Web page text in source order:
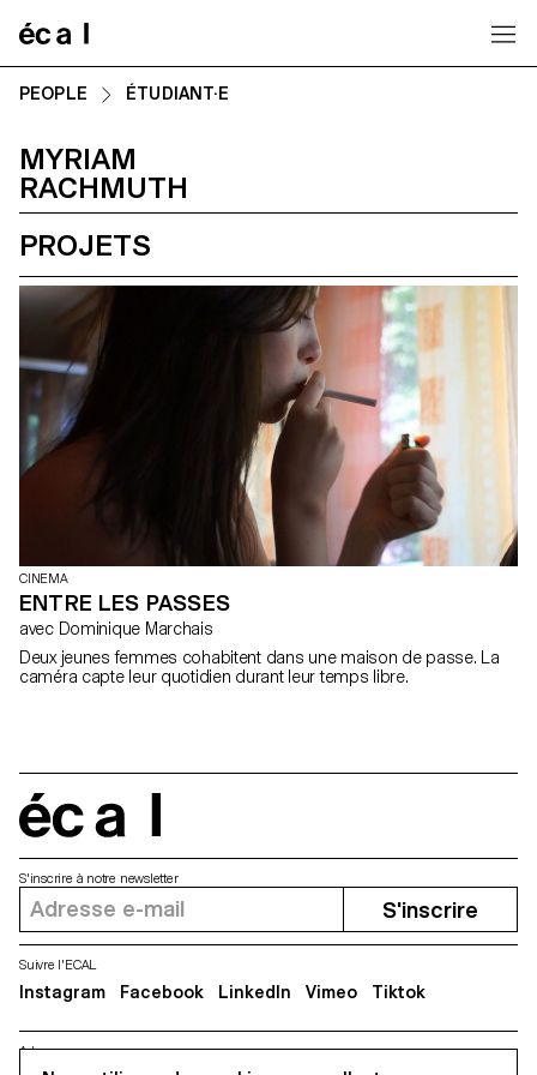
PEOPLE ÉTUDIANT·E
MYRIAM
RACHMUTH
PROJETS
CINEMA
ENTRE LES PASSES
avec Dominique Marchais
Deux jeunes femmes cohabitent dans une maison de passe. La
caméra capte leur quotidien durant leur temps libre.
Adresse
S'inscrire à notre newsletter
S'inscrire
Suivre l'ECAL
Instagram Facebook LinkedIn Vimeo Tiktok